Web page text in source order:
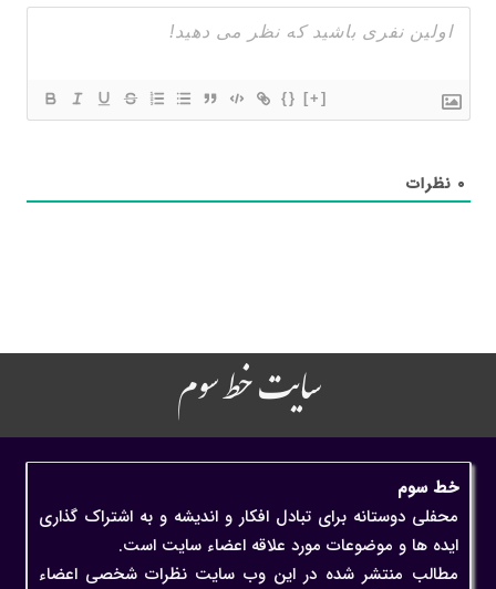
{} [+]
۰ نظرات
سایت خط سوم
خط سوم
محفلی دوستانه برای تبادل افکار و اندیشه و به اشتراک گذاری
ایده ها و موضوعات مورد علاقه اعضاء سایت است.
مطالب منتشر شده در این وب سایت نظرات شخصی اعضاء